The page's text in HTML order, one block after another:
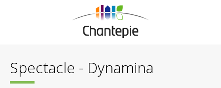
Spectacle - Dynamina